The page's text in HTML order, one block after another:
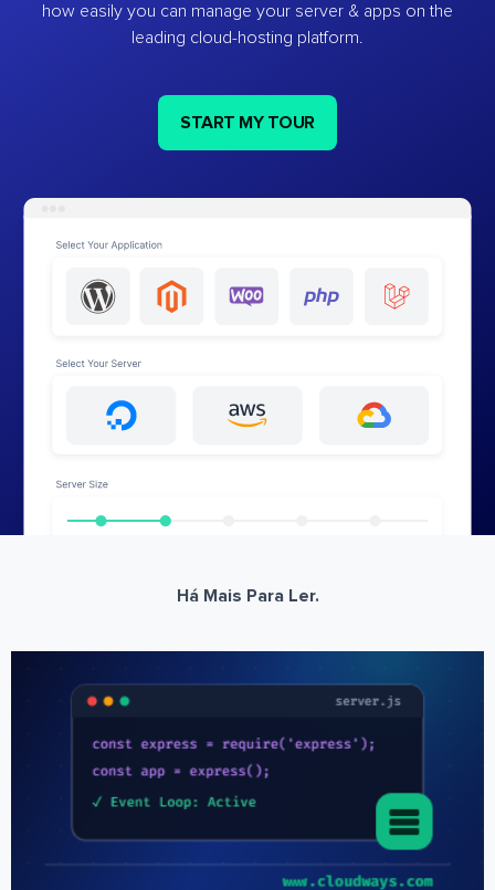
how easily you can manage your server & apps on the
leading cloud-hosting platform.
START MY TOUR
Há Mais Para Ler.